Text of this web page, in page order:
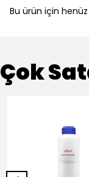
Bu ürün için
Çok